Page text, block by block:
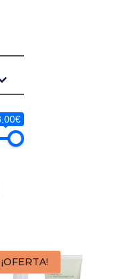
¡OFERTA!